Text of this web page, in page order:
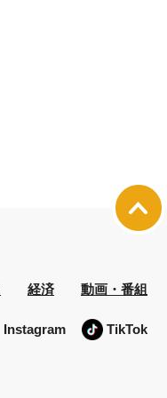
経済 動画・番組
Instagram TikTok